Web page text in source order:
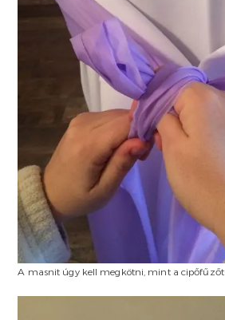
A masnit úgy kell megkötni, mint a cipőfűzőt